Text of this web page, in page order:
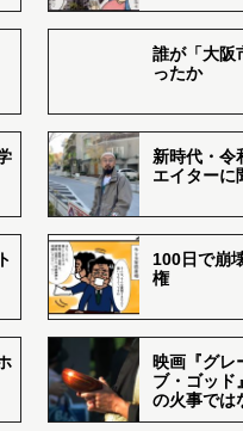
誰が「大阪
ったか
新時代・令
エイターに
100日で崩
権
映画『グレ
ブ・ゴッド
の火事では